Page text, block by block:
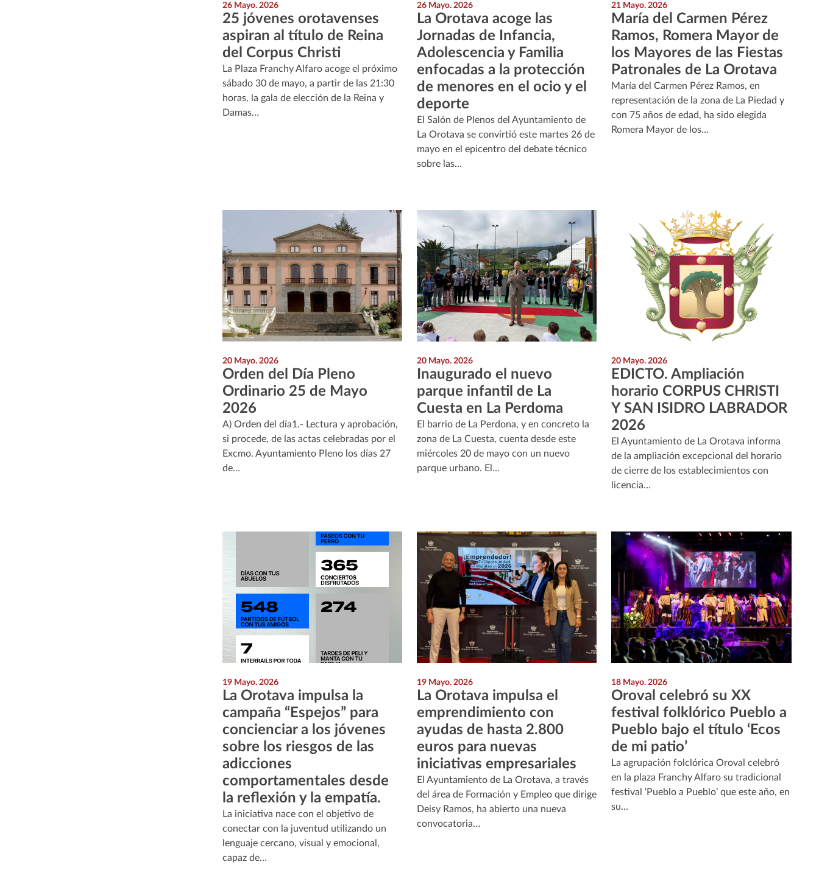
26 Mayo. 2026
25 jóvenes orotavenses
aspiran al título de Reina
del Corpus Christi
La Plaza Franchy Alfaro acoge el próximo
sábado 30 de mayo, a partir de las 21:30
horas, la gala de elección de la Reina y
Damas…
26 Mayo. 2026
La Orotava acoge las
Jornadas de Infancia,
Adolescencia y Familia
enfocadas a la protección
de menores en el ocio y el
deporte
El Salón de Plenos del Ayuntamiento de
La Orotava se convirtió este martes 26 de
mayo en el epicentro del debate técnico
sobre las…
21 Mayo. 2026
María del Carmen Pérez
Ramos, Romera Mayor de
los Mayores de las Fiestas
Patronales de La Orotava
María del Carmen Pérez Ramos, en
representación de la zona de La Piedad y
con 75 años de edad, ha sido elegida
Romera Mayor de los…
20 Mayo. 2026
Orden del Día Pleno
Ordinario 25 de Mayo
2026
A) Orden del día1.- Lectura y aprobación,
si procede, de las actas celebradas por el
Excmo. Ayuntamiento Pleno los días 27
de…
20 Mayo. 2026
Inaugurado el nuevo
parque infantil de La
Cuesta en La Perdoma
El barrio de La Perdona, y en concreto la
zona de La Cuesta, cuenta desde este
miércoles 20 de mayo con un nuevo
parque urbano. El…
20 Mayo. 2026
EDICTO. Ampliación
horario CORPUS CHRISTI
Y SAN ISIDRO LABRADOR
2026
El Ayuntamiento de La Orotava informa
de la ampliación excepcional del horario
de cierre de los establecimientos con
licencia…
19 Mayo. 2026
La Orotava impulsa la
campaña “Espejos” para
concienciar a los jóvenes
sobre los riesgos de las
adicciones
comportamentales desde
la reflexión y la empatía.
La iniciativa nace con el objetivo de
conectar con la juventud utilizando un
lenguaje cercano, visual y emocional,
capaz de…
19 Mayo. 2026
La Orotava impulsa el
emprendimiento con
ayudas de hasta 2.800
euros para nuevas
iniciativas empresariales
El Ayuntamiento de La Orotava, a través
del área de Formación y Empleo que dirige
Deisy Ramos, ha abierto una nueva
convocatoria…
18 Mayo. 2026
Oroval celebró su XX
festival folklórico Pueblo a
Pueblo bajo el título ‘Ecos
de mi patio’
La agrupación folclórica Oroval celebró
en la plaza Franchy Alfaro su tradicional
festival ‘Pueblo a Pueblo’ que este año, en
su…